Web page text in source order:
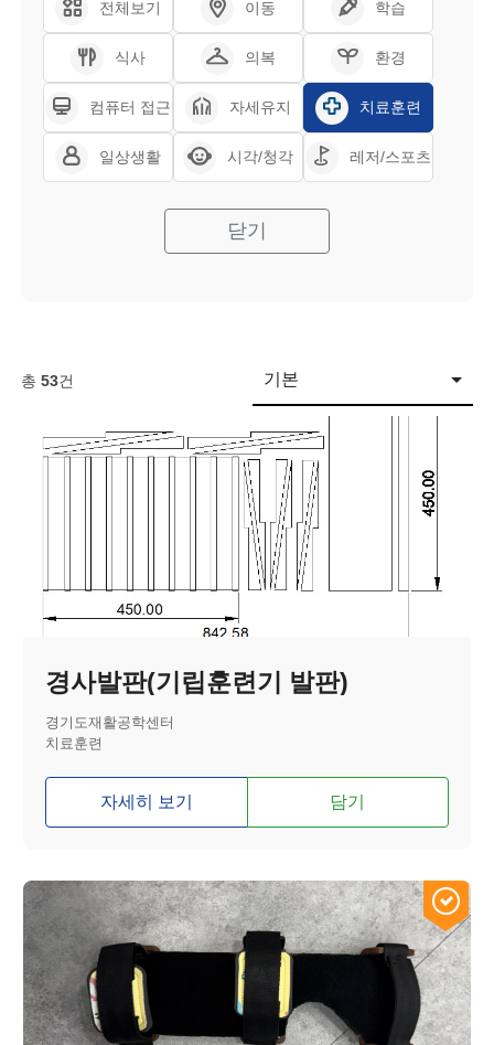
전체보기 이동 학습
식사 의복 환경
컴퓨터 접근 자세유지 치료훈련
일상생활 시각/청각 레저/스포츠
닫기
총53건 기본
경사발판(기립훈련기 발판)
경기도재활공학센터
치료훈련
자세히 보기 담기